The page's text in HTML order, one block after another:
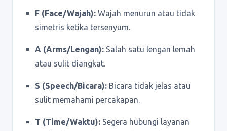
F (Face/Wajah): Wajah menurun atau tidak
simetris ketika tersenyum.
A (Arms/Lengan): Salah satu lengan lemah
atau sulit diangkat.
S (Speech/Bicara): Bicara tidak jelas atau
sulit memahami percakapan.
T (Time/Waktu): Segera hubungi layanan